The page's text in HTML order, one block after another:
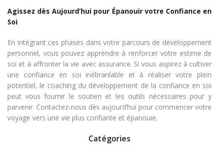
Agissez dès Aujourd’hui pour Épanouir votre Confiance en
Soi
En intégrant ces phases dans votre parcours de développement
personnel, vous pouvez apprendre à renforcer votre estime de
soi et à affronter la vie avec assurance. Si vous aspirez à cultiver
une confiance en soi inébranlable et à réaliser votre plein
potentiel, le coaching du développement de la confiance en soi
peut vous fournir le soutien et les outils nécessaires pour y
parvenir. Contactez-nous dès aujourd’hui pour commencer votre
voyage vers une vie plus confiante et épanouie.
Catégories